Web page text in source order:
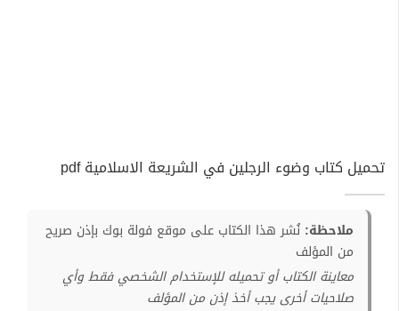
تحميل كتاب وضوء الرجلين في الشريعة الاسلامية pdf
ملاحظة: نُشر هذا الكتاب على موقع فولة بوك بإذن صريح
من المؤلف
معاينة الكتاب أو تحميله للإستخدام الشخصي فقط وأي
صلاحيات أخرى يجب أخذ إذن من المؤلف